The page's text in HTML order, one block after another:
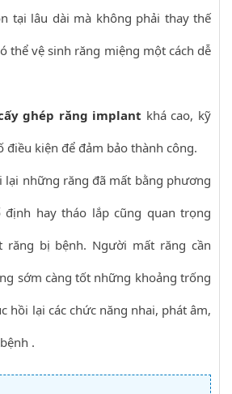
tại lâu dài mà không phải thay thế
thể vệ sinh răng miệng một cách dễ
ghép răng implant khá cao, kỹ
kiện để đảm bảo thành công.
lại những răng đã mất bằng phương
định hay tháo lắp cũng quan trọng
răng bị bệnh. Người mất răng cần
sớm càng tốt những khoảng trống
hồi lại các chức năng nhai, phát âm,
.